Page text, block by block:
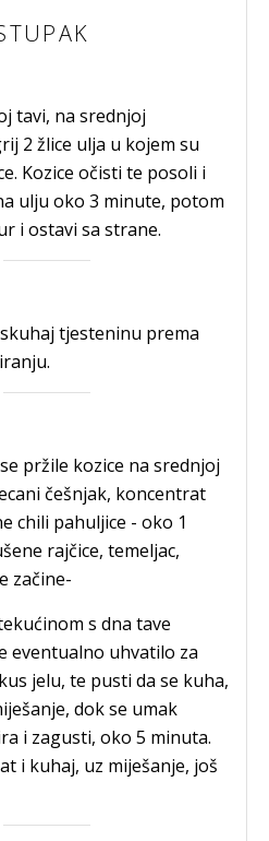
tavi, na srednjoj
2 žlice ulja u kojem su
Kozice očisti te posoli i
ulju oko 3 minute, potom
i ostavi sa strane.
tjesteninu prema
pržile kozice na srednjoj
češnjak, koncentrat
chili pahuljice - oko 1
rajčice, temeljac,
začine-
s dna tave
eventualno uhvatilo za
jelu, te pusti da se kuha,
dok se umak
i zagusti, oko 5 minuta.
i kuhaj, uz miješanje, još